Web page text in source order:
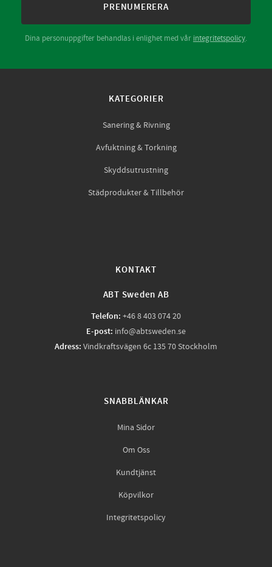
PRENUMERERA
Dina personuppgifter behandlas i enlighet med vår integritetspolicy.
KATEGORIER
Sanering & Rivning
Avfuktning & Torkning
Skyddsutrustning
Städprodukter & Tillbehör
KONTAKT
ABT Sweden AB
Telefon: +46 8 403 074 20
E-post: info@abtsweden.se
Adress: Vindkraftsvägen 6c 135 70 Stockholm
SNABBLÄNKAR
Mina Sidor
Om Oss
Kundtjänst
Köpvilkor
Integritetspolicy